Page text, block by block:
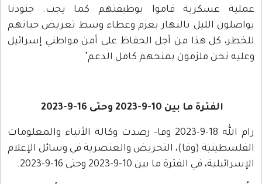
عملية عسكرية قاموا بوظيفتهم كما يجب. جنودنا
يواصلون الليل بالنهار بعزم وعطاء وسط تعريض حياتهم
للخطر، كل هذا من أجل الحفاظ على أمن مواطني إسرائيل
وعليه نحن ملزمون بمنحهم كامل الدعم".
الفترة ما بين 10-9-2023 وحتى 16-9-2023
رام الله 18-9-2023 وفا- رصدت وكالة الأنباء والمعلومات
الفلسطينية (وفا)، التحريض والعنصرية في وسائل الإعلام
الإسرائيلية، في الفترة ما بين 10-9-2023 وحتى 16-9-2023.